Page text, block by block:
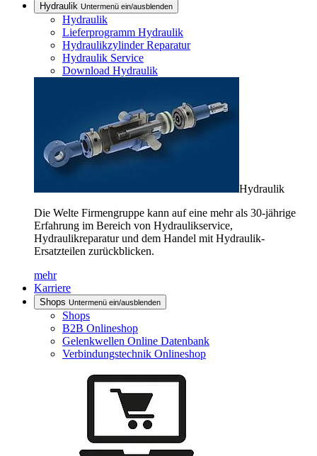
Hydraulik Untermenü ein/ausblenden
Hydraulik
Lieferprogramm Hydraulik
Hydraulikzylinder Reparatur
Hydraulik Service
Download Hydraulik
Hydraulik
Die Welte Firmengruppe kann auf eine mehr als 30-jährige
Erfahrung im Bereich von Hydraulikservice,
Hydraulikreparatur und dem Handel mit Hydraulik-
Ersatzteilen zurückblicken.
mehr
Karriere
Shops Untermenü ein/ausblenden
Shops
B2B Onlineshop
Gelenkwellen Online Datenbank
Verbindungstechnik Onlineshop